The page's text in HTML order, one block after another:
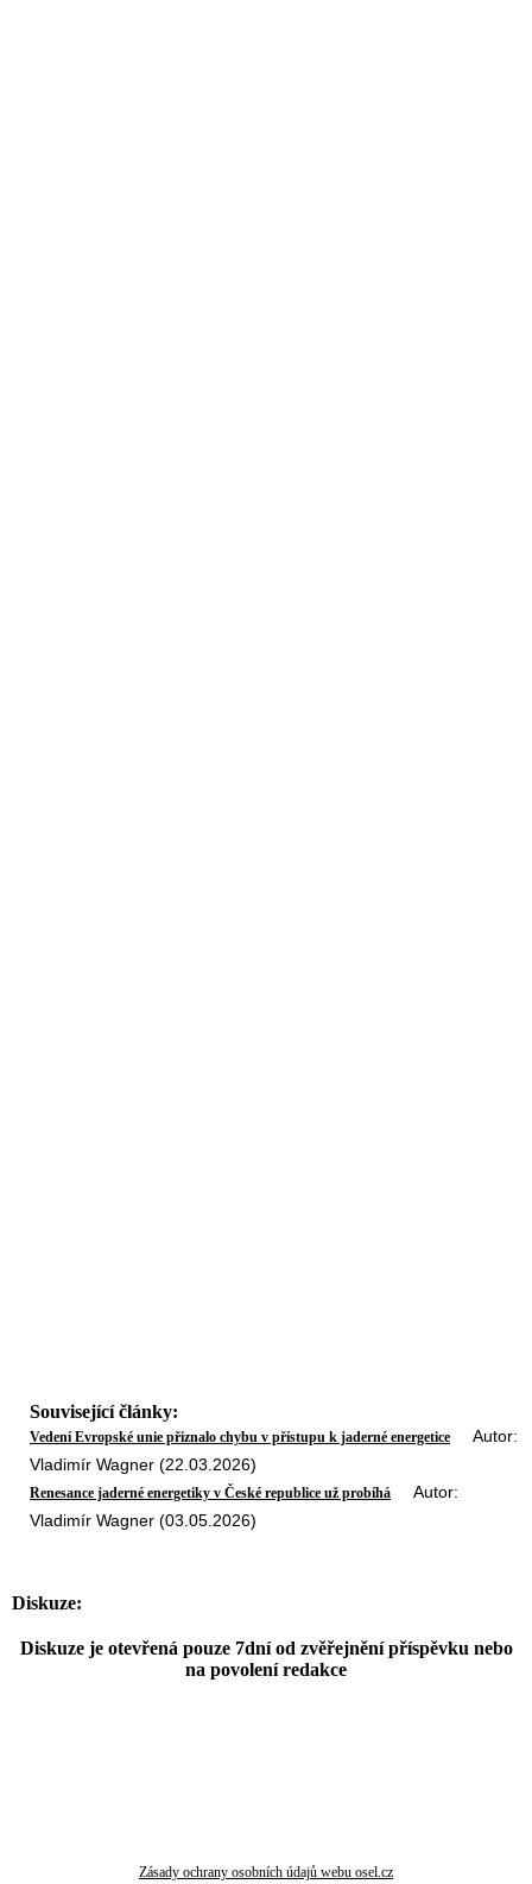
Související články:
Vedení Evropské unie přiznalo chybu v přístupu k jaderné energetice Autor:
Vladimír Wagner (22.03.2026)
Renesance jaderné energetiky v České republice už probíhá Autor:
Vladimír Wagner (03.05.2026)
Diskuze:
Diskuze je otevřená pouze 7dní od zvěřejnění příspěvku nebo
na povolení redakce
Zásady ochrany osobních údajů webu osel.cz